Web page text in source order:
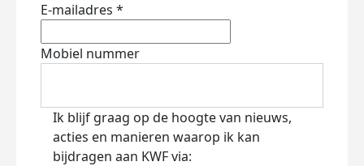
E-mailadres *
Mobiel nummer
Ik blijf graag op de hoogte van nieuws,
acties en manieren waarop ik kan
bijdragen aan KWF via: